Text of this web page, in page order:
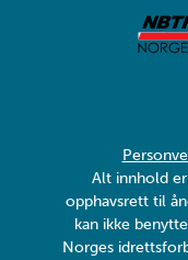
Alt innhold
opphavsrett til
kan ikke
Norges